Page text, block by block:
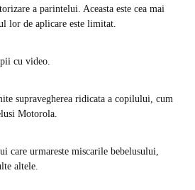
a parintelui. Aceasta este cea mai
lor de aplicare este limitat.
cu video.
supravegherea ridicata a copilului, cum
Motorola.
care urmareste miscarile bebelusului,
altele.